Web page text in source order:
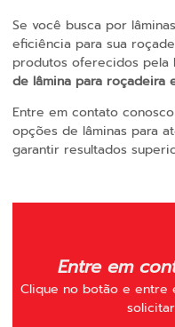
Se você busca por
eficiência para sua
produtos oferecidos pela
de lâmina para roçadeira
Entre em contato
opções de lâminas para
garantir resultados
Entre em
Clique no botão e entre